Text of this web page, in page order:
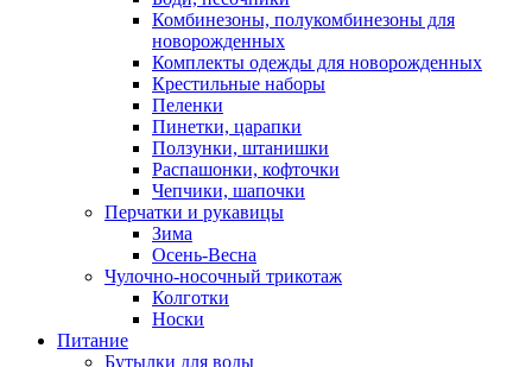
Комбинезоны, полукомбинезоны для
новорожденных
Комплекты одежды для новорожденных
Крестильные наборы
Пеленки
Пинетки, царапки
Ползунки, штанишки
Распашонки, кофточки
Чепчики, шапочки
Перчатки и рукавицы
Зима
Осень-Весна
Чулочно-носочный трикотаж
Колготки
Носки
Питание
Бутылки для воды